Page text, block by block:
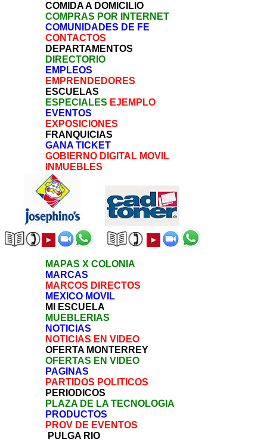
COMIDA A DOMICILIO
COMPRAS POR INTERNET
COMUNIDADES DE FE
CONTACTOS
DEPARTAMENTOS
DIRECTORIO
EMPLEOS
EMPRENDEDORES
ESCUELAS
ESPECIALES EJEMPLO
EVENTOS
EXPOSICIONES
FRANQUICIAS
GANA TICKET
GOBIERNO DIGITAL MOVIL
INMUEBLES
MAPAS X COLONIA
MARCAS
MARCOS DIRECTOS
MEXICO MOVIL
MI ESCUELA
MUEBLERIAS
NOTICIAS
NOTICIAS EN VIDEO
OFERTA MONTERREY
OFERTAS EN VIDEO
PAGINAS
PARTIDOS POLITICOS
PERIODICOS
PLAZA DE LA TECNOLOGIA
PRODUCTOS
PROV DE EVENTOS
PULGA RIO